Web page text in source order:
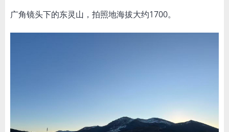
广角镜头下的东灵山，拍照地海拔大约1700。